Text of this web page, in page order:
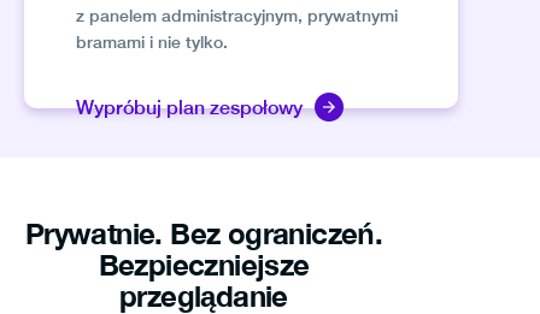
z panelem administracyjnym, prywatnymi
bramami i nie tylko.
Wypróbuj plan zespołowy
Prywatnie. Bez ograniczeń.
Bezpieczniejsze
przeglądanie